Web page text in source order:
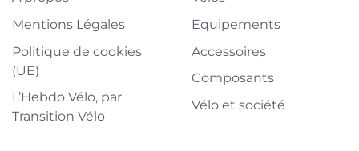
Mentions Légales
Politique de cookies
(UE)
L’Hebdo Vélo, par
Transition Vélo
Equipements
Accessoires
Composants
Vélo et société